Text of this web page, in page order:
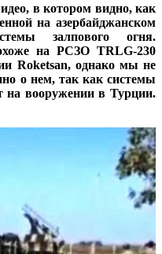
в котором видно, как
на азербайджанском
залпового огня.
на РСЗО TRLG-230
Roketsan, однако мы не
о нем, так как системы
на вооружении в Турции.